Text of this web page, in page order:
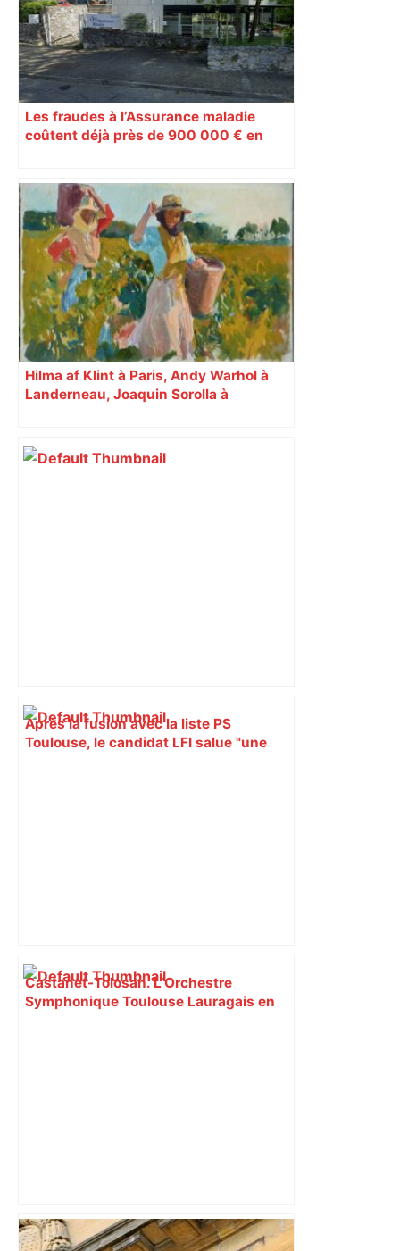
Les fraudes à l’Assurance maladie
coûtent déjà près de 900 000 € en
Hilma af Klint à Paris, Andy Warhol à
Landerneau, Joaquin Sorolla à
Après la fusion avec la liste PS
Toulouse, le candidat LFI salue "une
Castanet-Tolosan. L’Orchestre
Symphonique Toulouse Lauragais en
"C'est un fléau" : près de Toulouse, ce